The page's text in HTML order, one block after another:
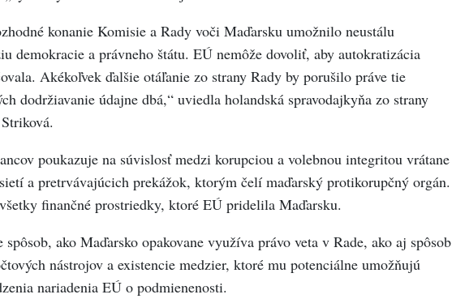
konanie Komisie a Rady voči Maďarsku umožnilo neustálu
demokracie a právneho štátu. EÚ nemôže dovoliť, aby autokratizácia
Akékoľvek ďalšie otáľanie zo strany Rady by porušilo práve tie
dodržiavanie údajne dbá,“ uviedla holandská spravodajkyňa zo strany
poukazuje na súvislosť medzi korupciou a volebnou integritou vrátane
a pretrvávajúcich prekážok, ktorým čelí maďarský protikorupčný orgán.
finančné prostriedky, ktoré EÚ pridelila Maďarsku.
spôsob, ako Maďarsko opakovane využíva právo veta v Rade, ako aj spôsob
nástrojov a existencie medzier, ktoré mu potenciálne umožňujú
nariadenia EÚ o podmienenosti.